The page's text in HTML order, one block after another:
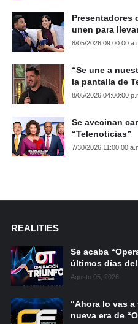
Presentadores
unen para
8/05/2026 09:00:00
“Se une a
la pantalla de
8/05/2026 04:00:00
Se avecinan
“Telenoticias”
7/30/2026 11:00:00
REALITIES
Se acaba
últimos días
Agosto 05, 2026
“Ahora lo vas
nueva era de